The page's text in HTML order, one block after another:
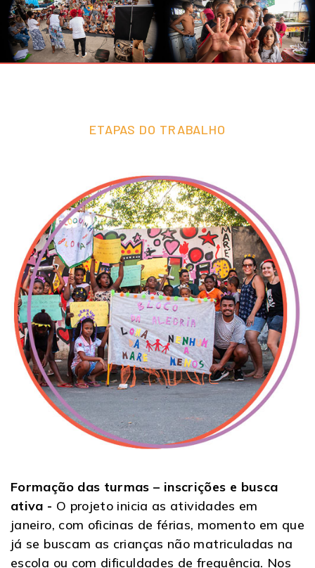
ETAPAS DO TRABALHO
Formação das turmas – inscrições e busca
ativa - O projeto inicia as atividades em
janeiro, com oficinas de férias, momento em que
já se buscam as crianças não matriculadas na
escola ou com dificuldades de frequência. Nos